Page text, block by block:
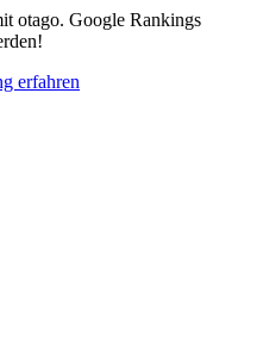
otago. Google Rankings
erfahren